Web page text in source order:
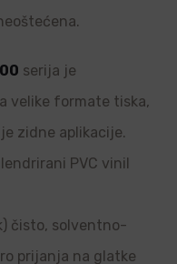
serija je
velike formate tiska,
zidne aplikacije.
PVC vinil
čisto, solventno-
prijanja na glatke